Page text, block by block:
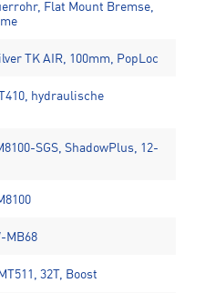
Flat Mount Bremse,
TK AIR, 100mm, PopLoc
hydraulische
SGS, ShadowPlus, 12-
MB68
32T, Boost